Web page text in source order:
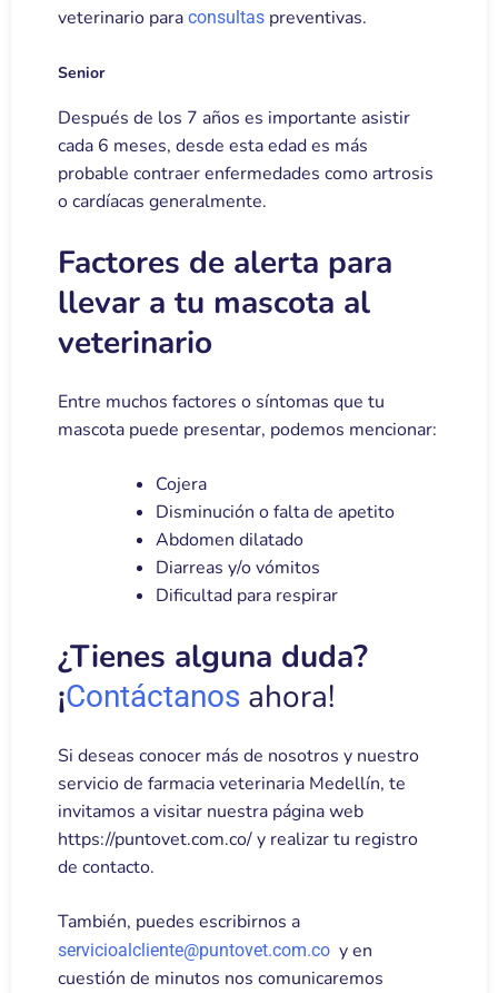
veterinario para consultas preventivas.
Senior
Después de los 7 años es importante asistir
cada 6 meses, desde esta edad es más
probable contraer enfermedades como artrosis
o cardíacas generalmente.
Factores de alerta para
llevar a tu mascota al
veterinario
Entre muchos factores o síntomas que tu
mascota puede presentar, podemos mencionar:
Cojera
Disminución o falta de apetito
Abdomen dilatado
Diarreas y/o vómitos
Dificultad para respirar
¿Tienes alguna duda?
¡Contáctanos ahora!
Si deseas conocer más de nosotros y nuestro
servicio de farmacia veterinaria Medellín, te
invitamos a visitar nuestra página web
https://puntovet.com.co/ y realizar tu registro
de contacto.
También, puedes escribirnos a
servicioalcliente@puntovet.com.co y en
cuestión de minutos nos comunicaremos